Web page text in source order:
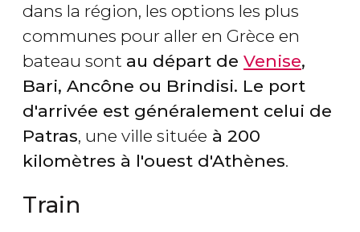
dans la région, les options les plus
communes pour aller en Grèce en
bateau sont au départ de Venise,
Bari, Ancône ou Brindisi. Le port
d'arrivée est généralement celui de
Patras, une ville située à 200
kilomètres à l'ouest d'Athènes.
Train